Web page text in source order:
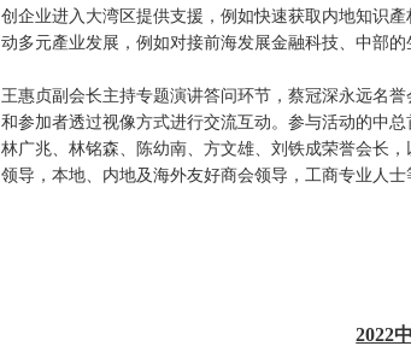
创企业进入大湾区提供支援，例如快速获取内地知识
动多元產业发展，例如对接前海发展金融科技、中部
王惠贞副会长主持专题演讲答问环节，蔡冠深永远名
和参加者透过视像方式进行交流互动。参与活动的中
林广兆、林铭森、陈幼南、方文雄、刘铁成荣誉会长
领导，本地、内地及海外友好商会领导，工商专业人士
2022